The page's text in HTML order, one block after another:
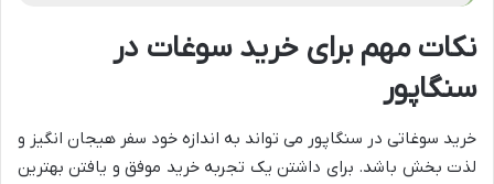
نکات مهم برای خرید سوغات در
سنگاپور
خرید سوغاتی در سنگاپور می تواند به اندازه خود سفر هیجان انگیز و
لذت بخش باشد. برای داشتن یک تجربه خرید موفق و یافتن بهترین